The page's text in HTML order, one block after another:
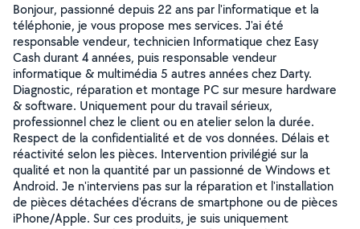
Bonjour, passionné depuis 22 ans par l'informatique et la
téléphonie, je vous propose mes services. J'ai été
responsable vendeur, technicien Informatique chez Easy
Cash durant 4 années, puis responsable vendeur
informatique & multimédia 5 autres années chez Darty.
Diagnostic, réparation et montage PC sur mesure hardware
& software. Uniquement pour du travail sérieux,
professionnel chez le client ou en atelier selon la durée.
Respect de la confidentialité et de vos données. Délais et
réactivité selon les pièces. Intervention privilégié sur la
qualité et non la quantité par un passionné de Windows et
Android. Je n'interviens pas sur la réparation et l'installation
de pièces détachées d'écrans de smartphone ou de pièces
iPhone/Apple. Sur ces produits, je suis uniquement